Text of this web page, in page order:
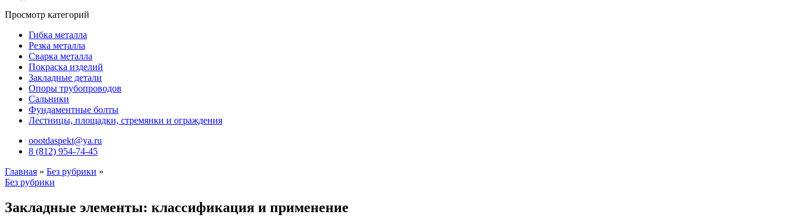
Просмотр категорий
Гибка металла
Резка металла
Сварка металла
Покраска изделий
Закладные детали
Опоры трубопроводов
Сальники
Фундаментные болты
Лестницы, площадки, стремянки и ограждения
oootdaspekt@ya.ru
8 (812) 954-74-45
Главная » Без рубрики »
Без рубрики
Закладные элементы: классификация и применение